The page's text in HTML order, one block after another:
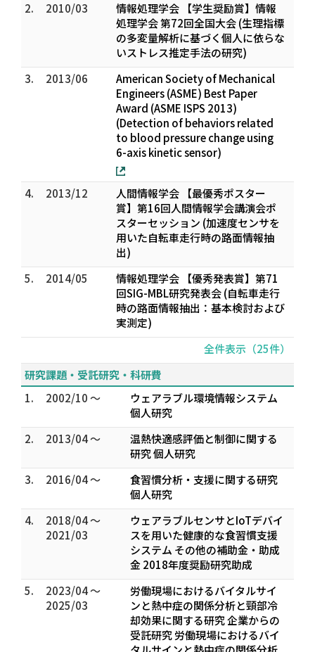
2. 2010/03
情報処理学会 【学生奨励賞】情報
処理学会 第72回全国大会 (生理指標
の多変量解析に基づく個人に依らな
いストレス推定手法の研究)
3.
2013/06
American Society of Mechanical
Engineers (ASME) Best Paper
Award (ASME ISPS 2013)
(Detection of behaviors related
to blood pressure change using
6-axis kinetic sensor)
4. 2013/12
人間情報学会 【最優秀ポスター
賞】第16回人間情報学会講演会ポ
スターセッション (加速度センサを
用いた自転車走行時の路面情報抽
出)
5.
2014/05
情報処理学会 【優秀発表賞】第71
回SIG-MBL研究発表会 (自転車走行
時の路面情報抽出：基本検討および
実測定)
全件表示（25件）
研究課題・受託研究・科研費
1.
2002/10 ～
ウェアラブル環境情報システム
個人研究
2.
2013/04 ～
温熱快適感評価と制御に関する
研究 個人研究
3.
2016/04 ～
食習慣分析・支援に関する研究
個人研究
4.
2018/04 ～
2021/03
ウェアラブルセンサとIoTデバイ
スを用いた健康的な食習慣支援
システム その他の補助金・助成
金 2018年度奨励研究助成
5.
2023/04 ～
2025/03
労働現場におけるバイタルサイ
ンと熱中症の関係分析と頸部冷
却効果に関する研究 企業からの
受託研究 労働現場におけるバイ